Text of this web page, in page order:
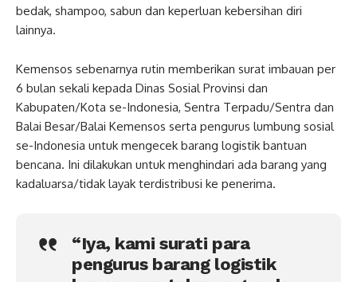
bedak, shampoo, sabun dan keperluan kebersihan diri
lainnya.
Kemensos sebenarnya rutin memberikan surat imbauan per
6 bulan sekali kepada Dinas Sosial Provinsi dan
Kabupaten/Kota se-Indonesia, Sentra Terpadu/Sentra dan
Balai Besar/Balai Kemensos serta pengurus lumbung sosial
se-Indonesia untuk mengecek barang logistik bantuan
bencana. Ini dilakukan untuk menghindari ada barang yang
kadaluarsa/tidak layak terdistribusi ke penerima.
“Iya, kami surati para
pengurus barang logistik